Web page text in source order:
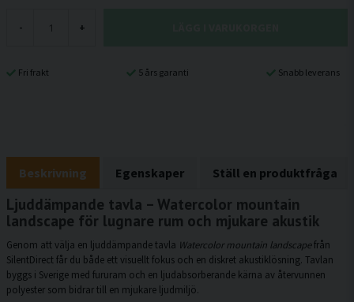
- +
Fri frakt 5 års garanti Snabb leverans
Beskrivning Egenskaper Ställ en produktfråga
Ljuddämpande tavla – Watercolor mountain
landscape för lugnare rum och mjukare akustik
Genom att välja en ljuddämpande tavla Watercolor mountain landscapefrån
SilentDirect får du både ett visuellt fokus och en diskret akustiklösning. Tavlan
byggs i Sverige med fururam och en ljudabsorberande kärna av återvunnen
polyester som bidrar till en mjukare ljudmiljö.